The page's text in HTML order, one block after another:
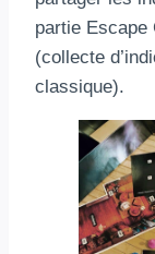
partie Escape
(collecte
classique).